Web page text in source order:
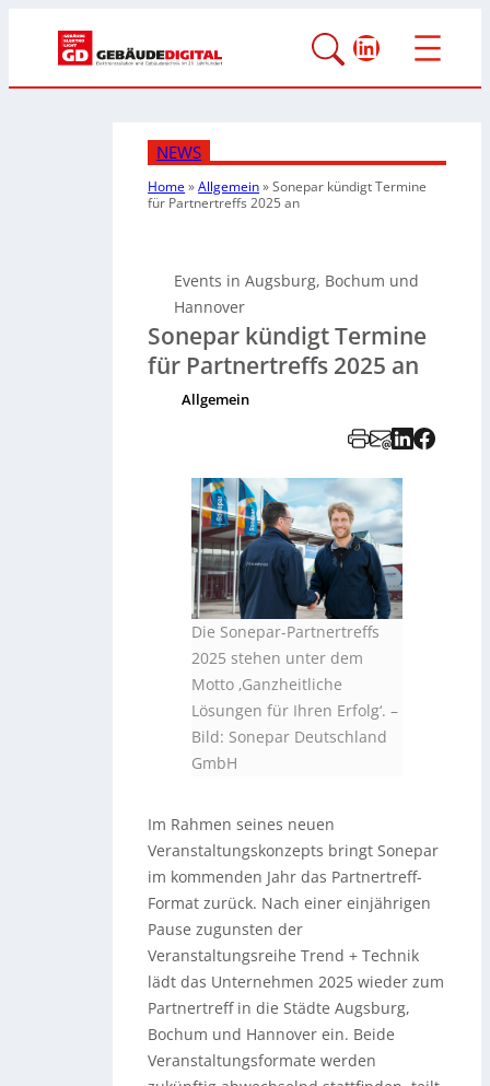
LinkedIn
NEWS
Home»Allgemein»Sonepar kündigt Termine
für Partnertreffs 2025 an
Events in Augsburg, Bochum und
Hannover
Sonepar kündigt Termine
für Partnertreffs 2025 an
Allgemein
Die Sonepar-Partnertreffs
2025 stehen unter dem
Motto ‚Ganzheitliche
Lösungen für Ihren Erfolg‘. –
Bild: Sonepar Deutschland
GmbH
Im Rahmen seines neuen
Veranstaltungskonzepts bringt Sonepar
im kommenden Jahr das Partnertreff-
Format zurück. Nach einer einjährigen
Pause zugunsten der
Veranstaltungsreihe Trend + Technik
lädt das Unternehmen 2025 wieder zum
Partnertreff in die Städte Augsburg,
Bochum und Hannover ein. Beide
Veranstaltungsformate werden